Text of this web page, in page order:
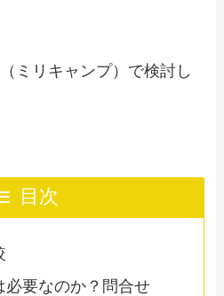
ミリキャンプ）で検討し
目次
必要なのか？問合せ